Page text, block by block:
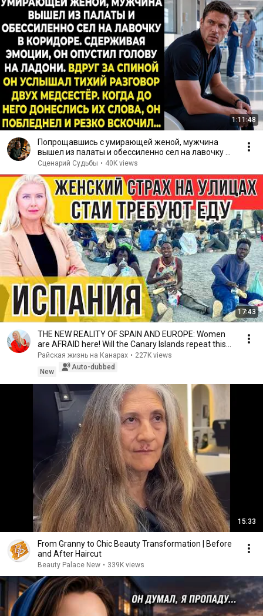
1:11:48
Попрощавшись с умирающей женой, мужчина
вышел из палаты и обессиленно сел на лавочку в
коридоре...
Сценарий Судьбы • 40K views
17:43
THE NEW REALITY OF SPAIN AND EUROPE: Women
are AFRAID here! Will the Canary Islands repeat this
n...
Райская жизнь на Канарах • 227K views
New
Auto-dubbed
15:33
From Granny to Chic Beauty Transformation | Before
and After Haircut
Beauty Palace New • 339K views